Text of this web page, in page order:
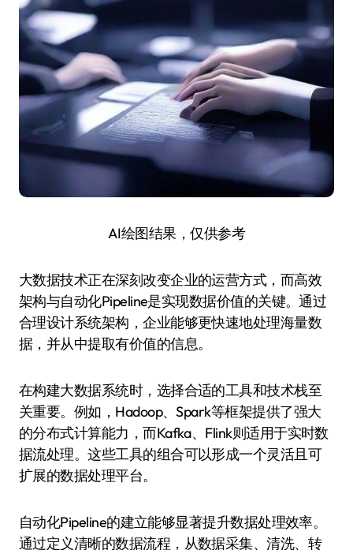
AI绘图结果，仅供参考
大数据技术正在深刻改变企业的运营方式，而高效
架构与自动化Pipeline是实现数据价值的关键。通过
合理设计系统架构，企业能够更快速地处理海量数
据，并从中提取有价值的信息。
在构建大数据系统时，选择合适的工具和技术栈至
关重要。例如，Hadoop、Spark等框架提供了强大
的分布式计算能力，而Kafka、Flink则适用于实时数
据流处理。这些工具的组合可以形成一个灵活且可
扩展的数据处理平台。
自动化Pipeline的建立能够显著提升数据处理效率。
通过定义清晰的数据流程，从数据采集、清洗、转